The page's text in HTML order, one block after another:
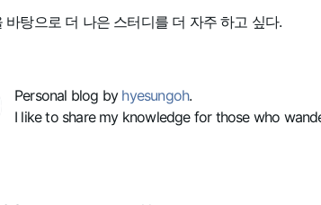
바탕으로 더 나은 스터디를 더 자주 하고 싶다.
Personal blog by hyesungoh.
I like to share my knowledge for those who